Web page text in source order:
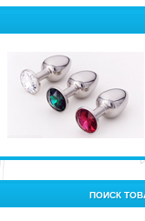
ПОИСК